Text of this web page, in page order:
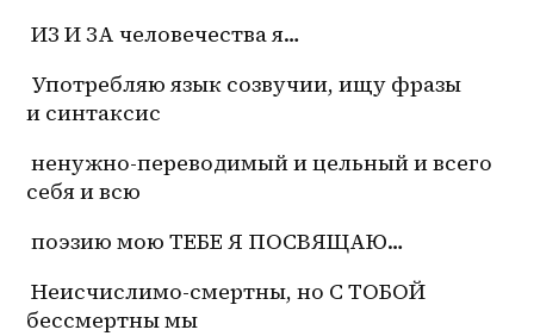
ИЗ И ЗА человечества я…
и синтаксис
ненужно-переводимый и цельный и всего
себя и всю
поэзию мою ТЕБЕ Я ПОСВЯЩАЮ…
Неисчислимо-смертны, но С ТОБОЙ
бессмертны мы